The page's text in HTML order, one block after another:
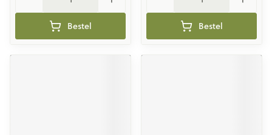
Bestel Bestel